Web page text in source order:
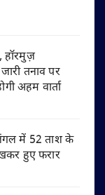
हॉरमुज़
तनाव पर
अहम वार्ता
में 52 ताश के
हुए फरार